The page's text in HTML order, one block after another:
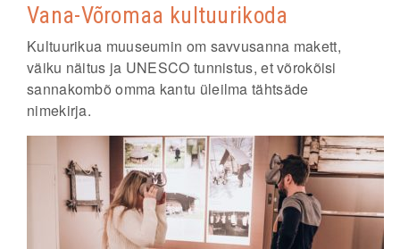
Vana-Võromaa kultuurikoda
Kultuurikua muuseumin om savvusanna makett,
väiku näitus ja UNESCO tunnistus, et võrokõisi
sannakombõ omma kantu üleilma tähtsäde
nimekirja.